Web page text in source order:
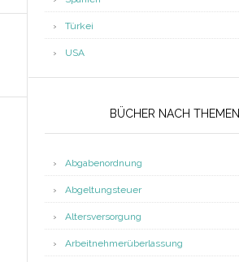
Türkei
USA
BÜCHER NACH THEMEN
Abgabenordnung
Abgeltungsteuer
Altersversorgung
Arbeitnehmerüberlassung